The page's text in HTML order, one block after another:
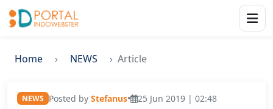
Home NEWS Article
NEWS Posted by Stefanus• 25 Jun 2019 | 02:48